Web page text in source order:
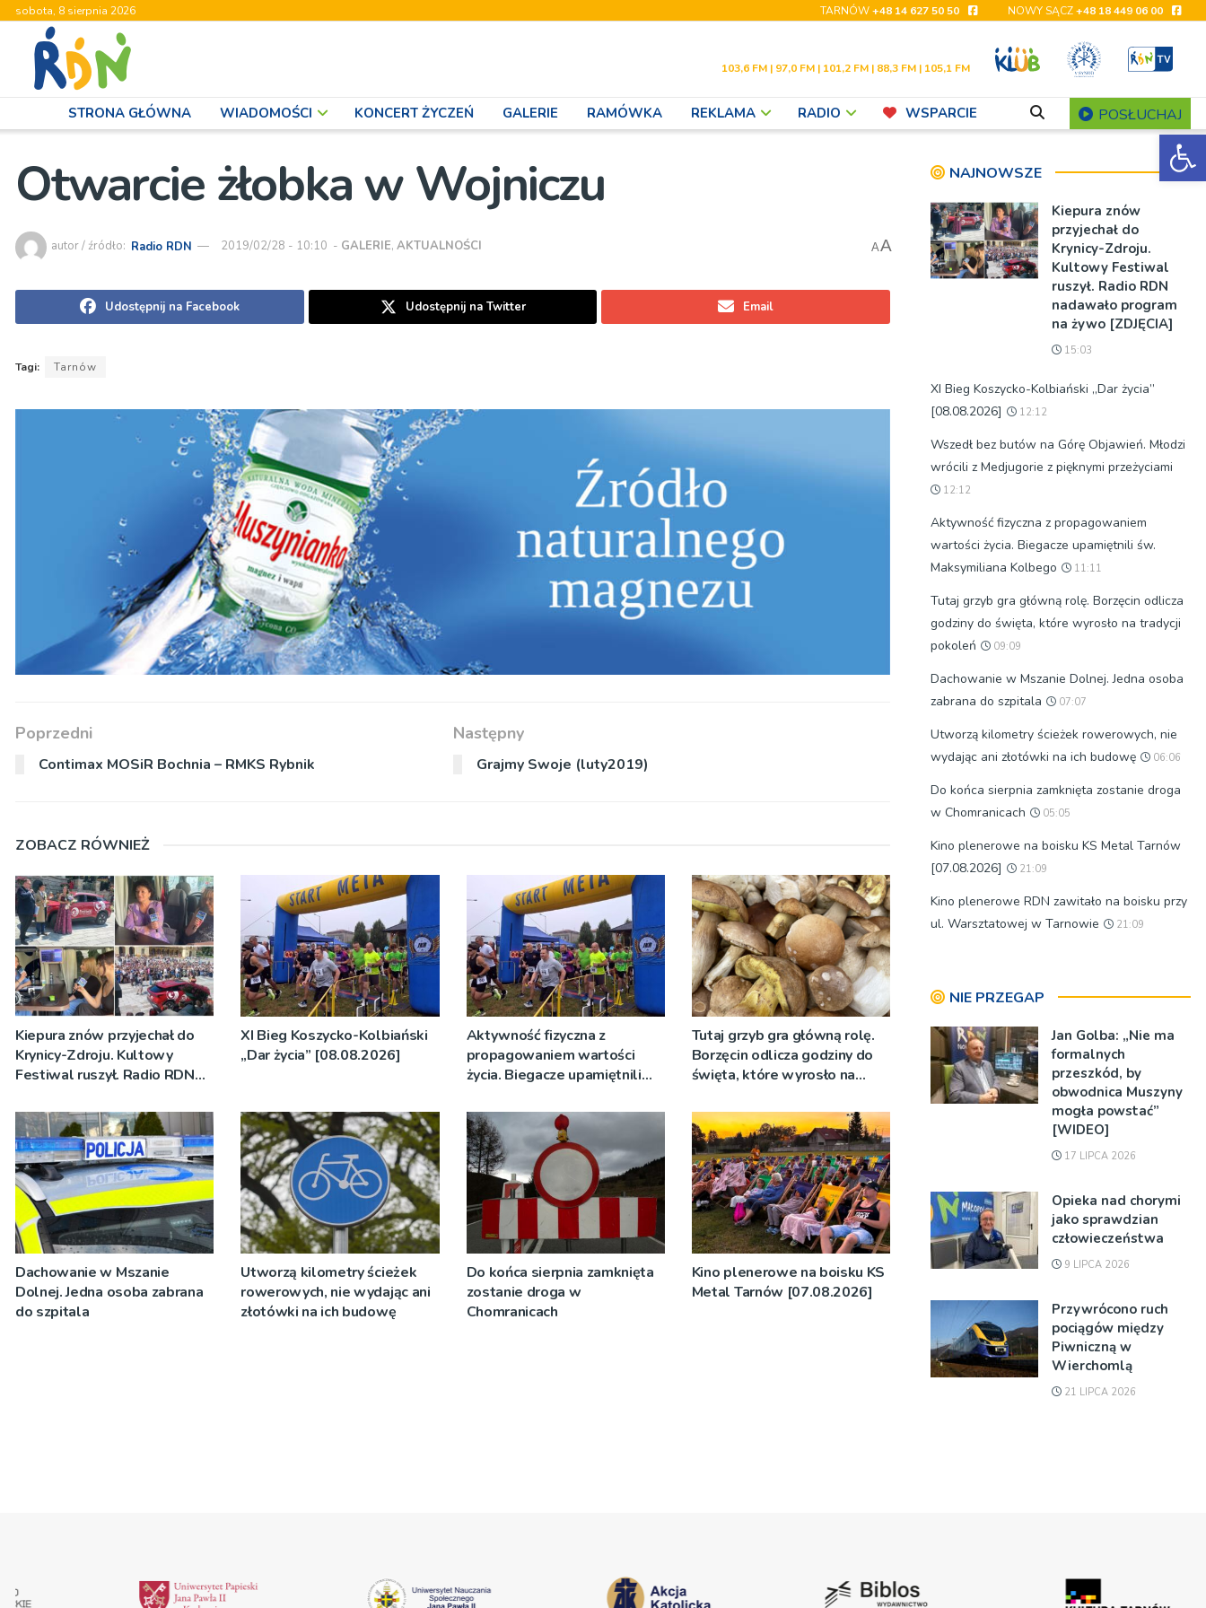
sobota, 8 sierpnia 2026 TARNÓW+48 14 627 50 50 NOWY SĄCZ+48 18 449 06 00
103,6 FM | 97,0 FM | 101,2 FM | 88,3 FM | 105,1 FM
STRONA GŁÓWNA WIADOMOŚCI KONCERT ŻYCZEŃ GALERIE RAMÓWKA REKLAMA RADIO WSPARCIE POSŁUCHAJ
Otwarcie żłobka w Wojniczu
autor / źródło: Radio RDN 2019/02/28 - 10:10 - GALERIE,AKTUALNOŚCI AA
Udostępnij na Facebook Udostępnij na Twitter Email
Tagi: Tarnów
Poprzedni
Contimax MOSiR Bochnia – RMKS Rybnik
Następny
Grajmy Swoje (luty2019)
ZOBACZ RÓWNIEŻ
Kiepura znów przyjechał do
Krynicy-Zdroju. Kultowy
Festiwal ruszył. Radio RDN
[ZDJĘCIA]
XI Bieg Koszycko-Kolbiański
„Dar życia” [08.08.2026]
Aktywność fizyczna z
propagowaniem wartości
życia. Biegacze upamiętnili
Tutaj grzyb gra główną rolę.
Borzęcin odlicza godziny do
święta, które wyrosło na
Dachowanie w Mszanie
Dolnej. Jedna osoba zabrana
do szpitala
Utworzą kilometry ścieżek
rowerowych, nie wydając ani
złotówki na ich budowę
Do końca sierpnia zamknięta
zostanie droga w
Chomranicach
Kino plenerowe na boisku KS
Metal Tarnów [07.08.2026]
NAJNOWSZE
Kiepura znów
przyjechał do
Krynicy-Zdroju.
Kultowy Festiwal
ruszył. Radio RDN
nadawało program
na żywo [ZDJĘCIA]
15:03
XI Bieg Koszycko-Kolbiański „Dar życia”
[08.08.2026]
12:12
Wszedł bez butów na Górę Objawień. Młodzi
wrócili z Medjugorie z pięknymi przeżyciami
12:12
Aktywność fizyczna z propagowaniem
wartości życia. Biegacze upamiętnili św.
Maksymiliana Kolbego
11:11
Tutaj grzyb gra główną rolę. Borzęcin odlicza
godziny do święta, które wyrosło na tradycji
pokoleń
09:09
Dachowanie w Mszanie Dolnej. Jedna osoba
zabrana do szpitala
07:07
Utworzą kilometry ścieżek rowerowych, nie
wydając ani złotówki na ich budowę
06:06
Do końca sierpnia zamknięta zostanie droga
w Chomranicach
05:05
Kino plenerowe na boisku KS Metal Tarnów
[07.08.2026]
21:09
Kino plenerowe RDN zawitało na boisku przy
ul. Warsztatowej w Tarnowie
21:09
NIE PRZEGAP
Jan Golba: „Nie ma
formalnych
przeszkód, by
obwodnica Muszyny
mogła powstać”
[WIDEO]
17 LIPCA 2026
Opieka nad chorymi
jako sprawdzian
człowieczeństwa
9 LIPCA 2026
Przywrócono ruch
pociągów między
Piwniczną w
Wierchomlą
21 LIPCA 2026